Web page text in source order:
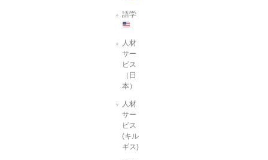
語学
人材
サー
ビス
（日
本）
人材
サー
ビス
(キル
ギス)